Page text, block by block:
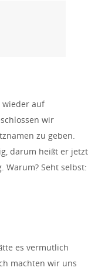
wieder auf
wir
zu geben.
darum heißt er jetzt
Warum? Seht selbst:
es vermutlich
machten wir uns